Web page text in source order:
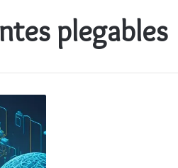
plegables